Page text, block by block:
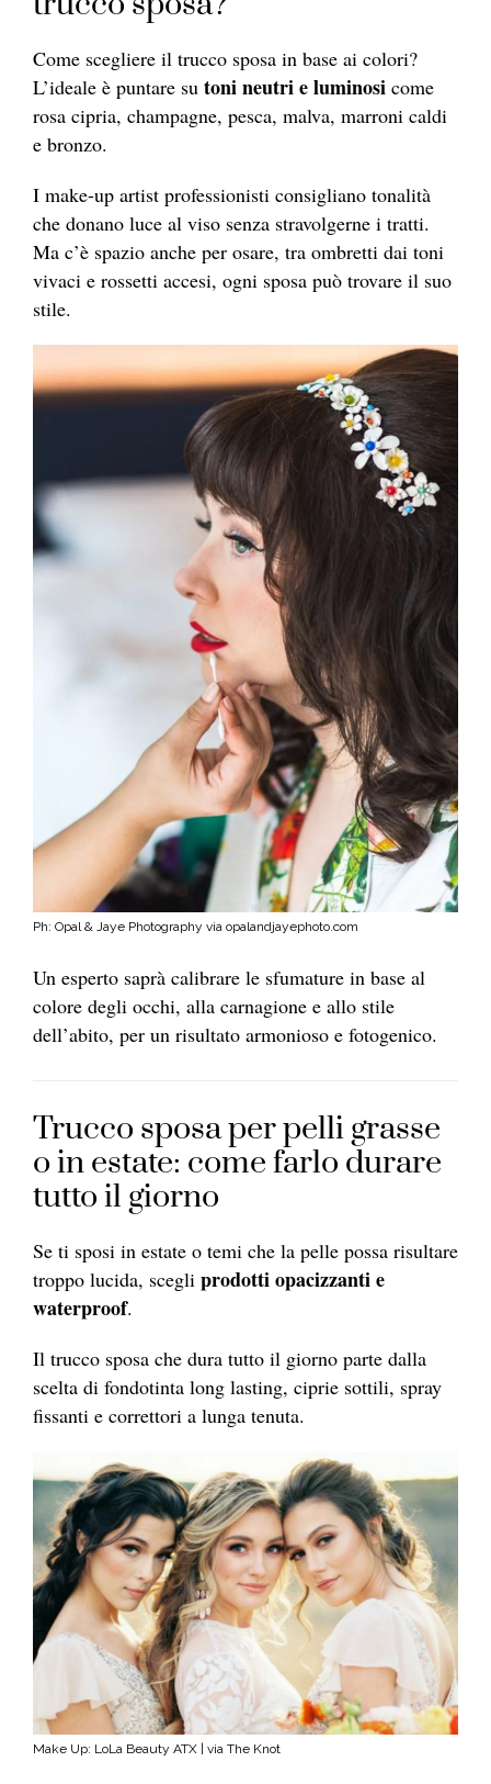
Come scegliere il trucco sposa in base ai colori?
L’ideale è puntare su toni neutri e luminosi come
rosa cipria, champagne, pesca, malva, marroni caldi
e bronzo.
I make-up artist professionisti consigliano tonalità
che donano luce al viso senza stravolgerne i tratti.
Ma c’è spazio anche per osare, tra ombretti dai toni
vivaci e rossetti accesi, ogni sposa può trovare il suo
stile.
Ph: Opal & Jaye Photography via opalandjayephoto.com
Un esperto saprà calibrare le sfumature in base al
colore degli occhi, alla carnagione e allo stile
dell’abito, per un risultato armonioso e fotogenico.
Trucco sposa per pelli grasse
o in estate: come farlo durare
tutto il giorno
Se ti sposi in estate o temi che la pelle possa risultare
troppo lucida, scegli prodotti opacizzanti e
waterproof.
Il trucco sposa che dura tutto il giorno parte dalla
scelta di fondotinta long lasting, ciprie sottili, spray
fissanti e correttori a lunga tenuta.
Make Up: LoLa Beauty ATX | via The Knot